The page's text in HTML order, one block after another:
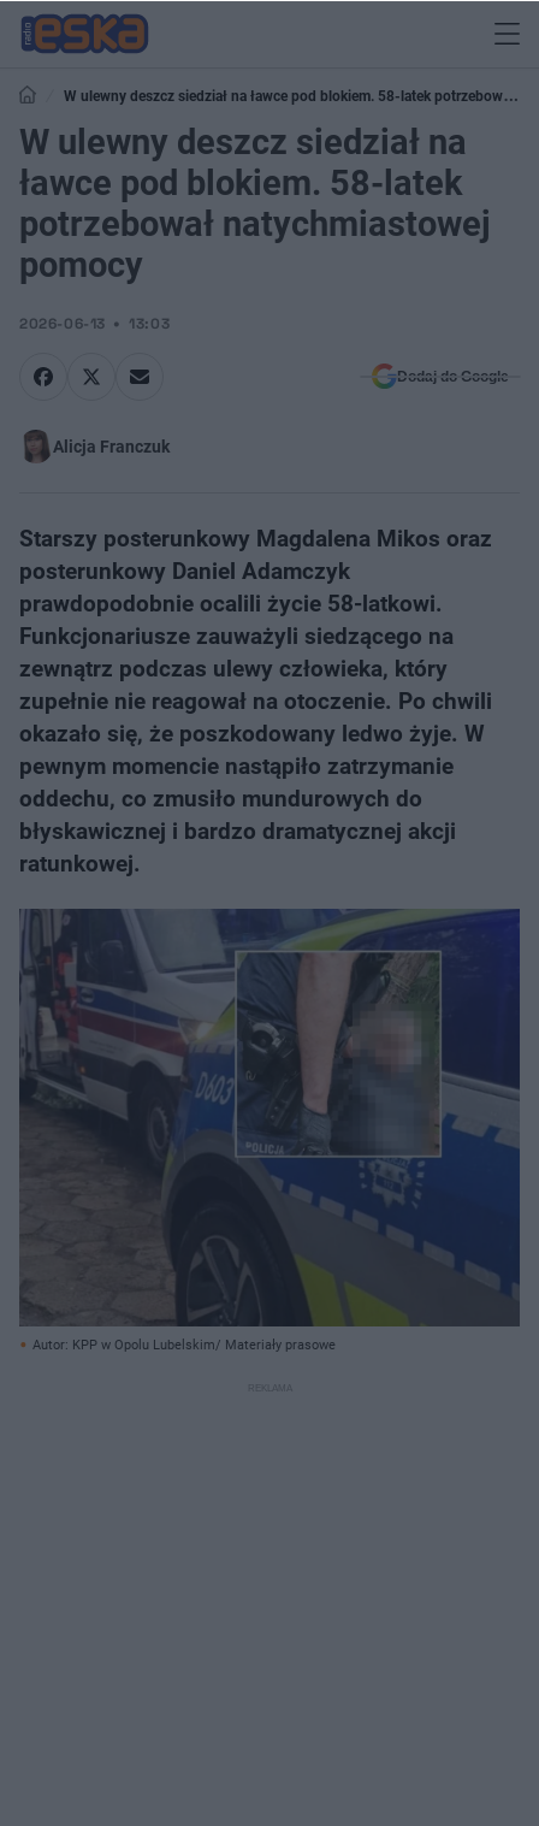
W ulewny deszcz siedział na ławce pod blokiem. 58-latek potrzebował
natychmiastowej pomocy
W ulewny deszcz siedział na
ławce pod blokiem. 58-latek
potrzebował natychmiastowej
pomocy
2026-06-13 13:03
Dodaj do Google
Alicja Franczuk
Starszy posterunkowy Magdalena Mikos oraz
posterunkowy Daniel Adamczyk
prawdopodobnie ocalili życie 58-latkowi.
Funkcjonariusze zauważyli siedzącego na
zewnątrz podczas ulewy człowieka, który
zupełnie nie reagował na otoczenie. Po chwili
okazało się, że poszkodowany ledwo żyje. W
pewnym momencie nastąpiło zatrzymanie
oddechu, co zmusiło mundurowych do
błyskawicznej i bardzo dramatycznej akcji
ratunkowej.
Autor: KPP w Opolu Lubelskim/ Materiały prasowe